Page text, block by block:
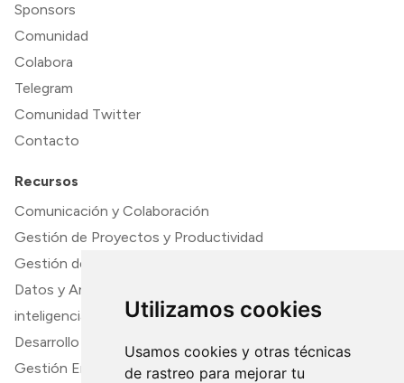
Utilizamos cookies
Usamos cookies y otras técnicas
de rastreo para mejorar tu
Sponsors
Comunidad
Colabora
Telegram
Comunidad Twitter
Contacto
Recursos
Comunicación y Colaboración
Gestión de Proyectos y Productividad
Gestión de Contenido y Documentación
Datos y Análisis
inteligencia artifical
Desarrollo y TI
Gestión Empresarial y Finanzas